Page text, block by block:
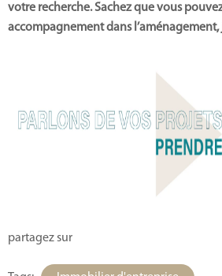
votre recherche. Sachez que vous
accompagnement dans
partagez sur